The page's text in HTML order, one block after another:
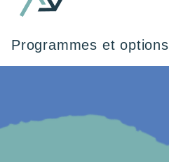
Programmes et options